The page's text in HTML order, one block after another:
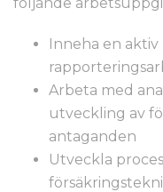
Inneha en
Arbeta med
utveckling av
antaganden
Utveckla